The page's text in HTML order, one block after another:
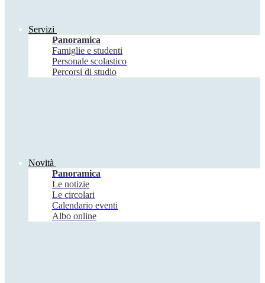
Servizi
Panoramica
Famiglie e studenti
Personale scolastico
Percorsi di studio
Novità
Panoramica
Le notizie
Le circolari
Calendario eventi
Albo online